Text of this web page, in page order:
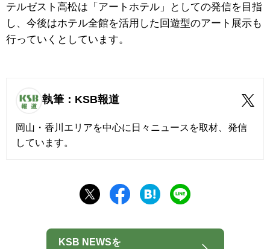
テルゼスト高松は「アートホテル」としての発信を目指
し、 今後はホテル全館を活用した回遊型のアート展示も
行っていくとしています。
執筆：KSB報道
岡山・香川エリアを中心に日々ニュースを取材、発信
しています。
KSB NEWSを